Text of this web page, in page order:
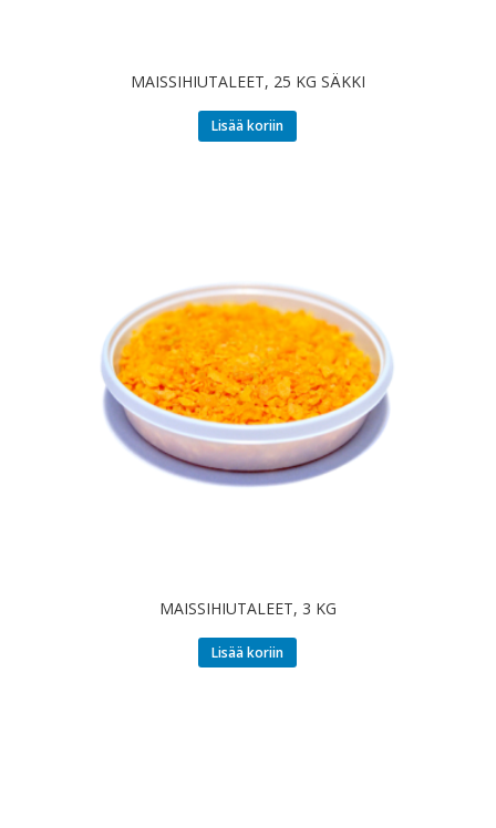
MAISSIHIUTALEET, 25 KG SÄKKI
Lisää koriin
MAISSIHIUTALEET, 3 KG
Lisää koriin